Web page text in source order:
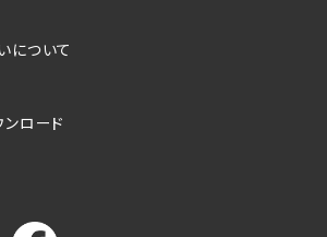
について
ロード